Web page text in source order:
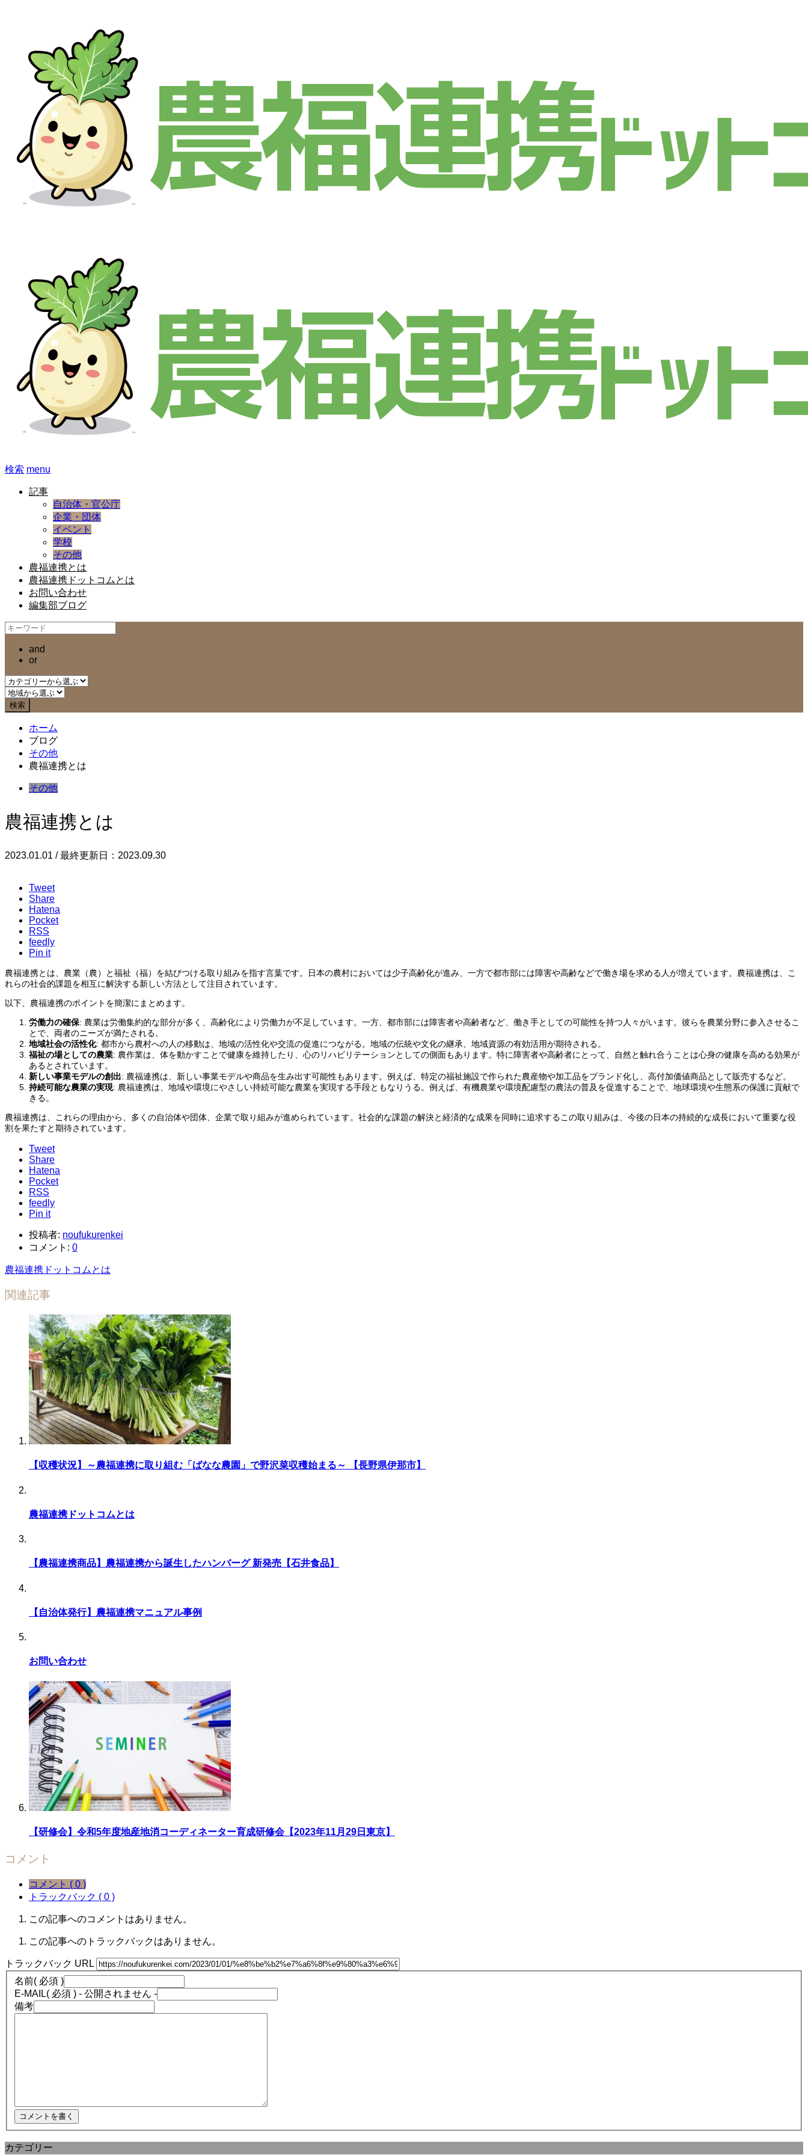
検索 menu
記事
自治体・官公庁
企業・団体
イベント
学校
その他
農福連携とは
農福連携ドットコムとは
お問い合わせ
編集部ブログ
and
or
ホーム
ブログ
その他
農福連携とは
その他
農福連携とは
2023.01.01 / 最終更新日：2023.09.30
Tweet
Share
Hatena
Pocket
RSS
feedly
Pin it
農福連携とは、農業（農）と福祉（福）を結びつける取り組みを指す言葉です。日本の農村においては少子高齢化が進み、一方で都市部には障害や高齢などで働き場を求める人が増えています。農福連携は、こ
れらの社会的課題を相互に解決する新しい方法として注目されています。
以下、農福連携のポイントを簡潔にまとめます。
労働力の確保: 農業は労働集約的な部分が多く、高齢化により労働力が不足しています。一方、都市部には障害者や高齢者など、働き手としての可能性を持つ人々がいます。彼らを農業分野に参入させるこ
とで、両者のニーズが満たされる。
地域社会の活性化: 都市から農村への人の移動は、地域の活性化や交流の促進につながる。地域の伝統や文化の継承、地域資源の有効活用が期待される。
福祉の場としての農業: 農作業は、体を動かすことで健康を維持したり、心のリハビリテーションとしての側面もあります。特に障害者や高齢者にとって、自然と触れ合うことは心身の健康を高める効果が
あるとされています。
新しい事業モデルの創出: 農福連携は、新しい事業モデルや商品を生み出す可能性もあります。例えば、特定の福祉施設で作られた農産物や加工品をブランド化し、高付加価値商品として販売するなど。
持続可能な農業の実現: 農福連携は、地域や環境にやさしい持続可能な農業を実現する手段ともなりうる。例えば、有機農業や環境配慮型の農法の普及を促進することで、地球環境や生態系の保護に貢献で
きる。
農福連携は、これらの理由から、多くの自治体や団体、企業で取り組みが進められています。社会的な課題の解決と経済的な成果を同時に追求するこの取り組みは、今後の日本の持続的な成長において重要な役
割を果たすと期待されています。
Tweet
Share
Hatena
Pocket
RSS
feedly
Pin it
投稿者: noufukurenkei
コメント: 0
農福連携ドットコムとは
関連記事
【収穫状況】～農福連携に取り組む「ばなな農園」で野沢菜収穫始まる～ 【長野県伊那市】
農福連携ドットコムとは
【農福連携商品】農福連携から誕生したハンバーグ 新発売【石井食品】
【自治体発行】農福連携マニュアル事例
お問い合わせ
【研修会】令和5年度地産地消コーディネーター育成研修会【2023年11月29日東京】
コメント
コメント ( 0 )
トラックバック ( 0 )
この記事へのコメントはありません。
この記事へのトラックバックはありません。
トラックバック URL
名前( 必須 )
E-MAIL( 必須 ) - 公開されません -
備考
カテゴリー